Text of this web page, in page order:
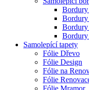
Bordury
Samolepící tapety
Fólie Dřevo
Fólie Design
Fólie na
Fólie
Fólie Mramor